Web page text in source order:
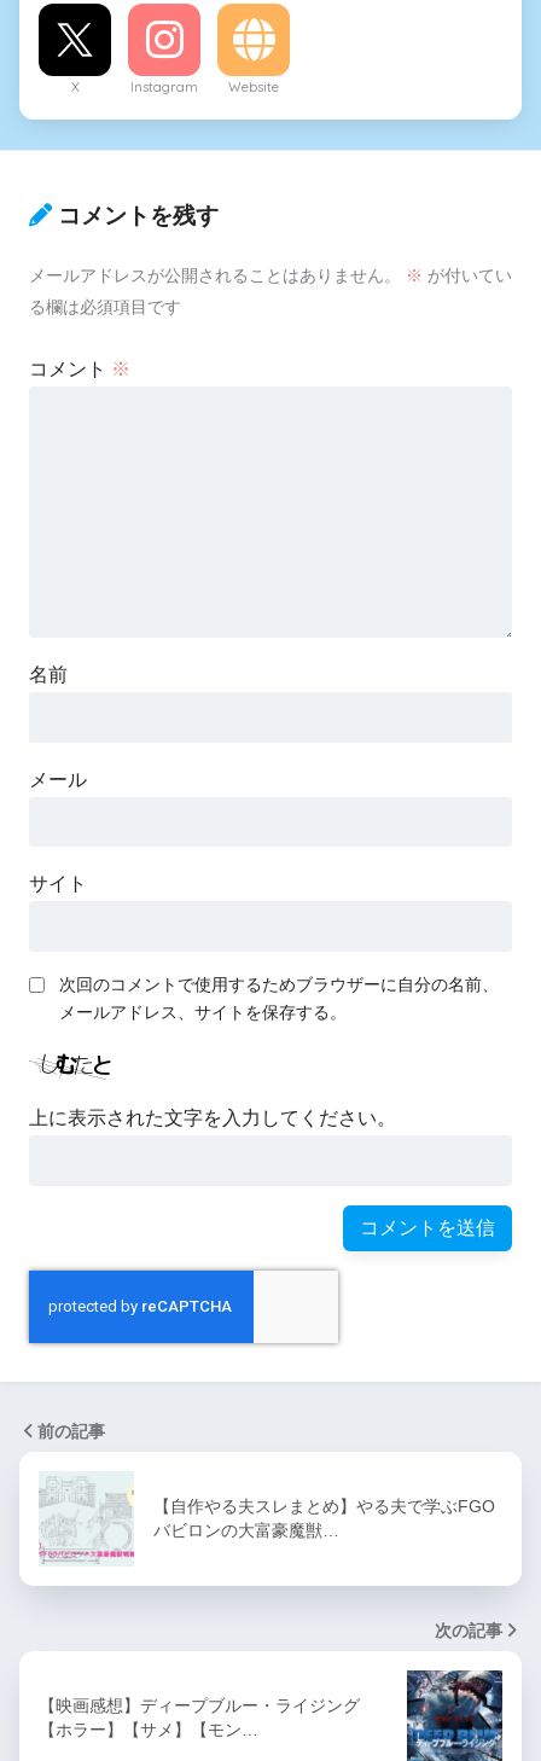
X Instagram Website
コメントを残す
メールアドレスが公開されることはありません。 ※ が付いてい
る欄は必須項目です
コメント ※
名前
メール
サイト
次回のコメントで使用するためブラウザーに自分の名前、
メールアドレス、サイトを保存する。
上に表示された文字を入力してください。
前の記事
【自作やる夫スレまとめ】やる夫で学ぶFGO
バビロンの大富豪魔獣…
次の記事
【映画感想】ディープブルー・ライジング
【ホラー】【サメ】【モン…